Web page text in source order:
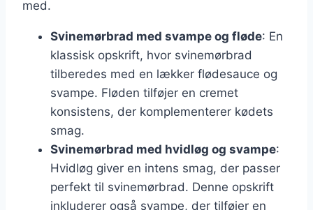
med.
Svinemørbrad med svampe og fløde: En
klassisk opskrift, hvor svinemørbrad
tilberedes med en lækker flødesauce og
svampe. Fløden tilføjer en cremet
konsistens, der komplementerer kødets
smag.
Svinemørbrad med hvidløg og svampe:
Hvidløg giver en intens smag, der passer
perfekt til svinemørbrad. Denne opskrift
inkluderer også svampe, der tilføjer en